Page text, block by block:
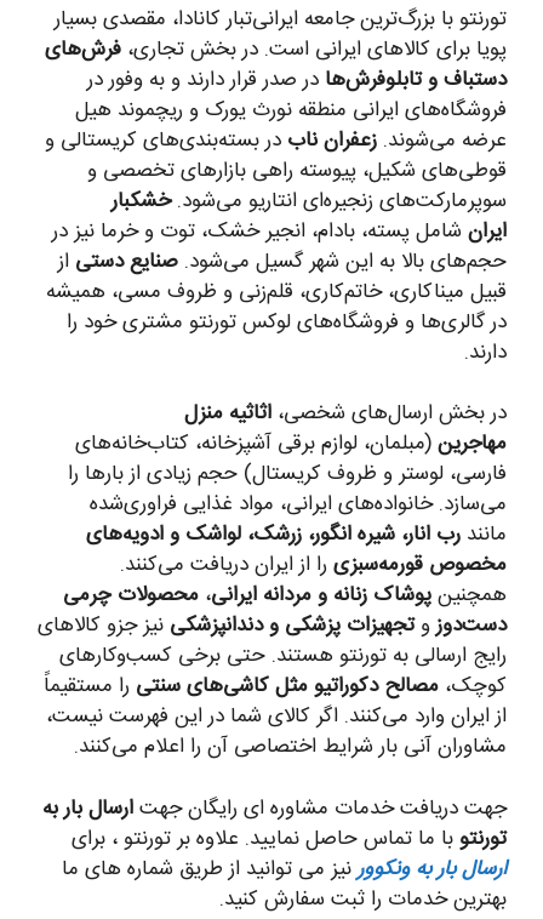
تورنتو با بزرگ‌ترین جامعه ایرانی‌تبار کانادا، مقصدی بسیار
پویا برای کالاهای ایرانی است. در بخش تجاری، فرش‌های
دستباف و تابلوفرش‌ها در صدر قرار دارند و به وفور در
فروشگاه‌های ایرانی منطقه نورث یورک و ریچموند هیل
عرضه می‌شوند. زعفران ناب در بسته‌بندی‌های کریستالی و
قوطی‌های شکیل، پیوسته راهی بازارهای تخصصی و
سوپرمارکت‌های زنجیره‌ای انتاریو می‌شود.خشکبار
ایران شامل پسته، بادام، انجیر خشک، توت و خرما نیز در
حجم‌های بالا به این شهر گسیل می‌شود. صنایع دستی از
قبیل میناکاری، خاتم‌کاری، قلم‌زنی و ظروف مسی، همیشه
در گالری‌ها و فروشگاه‌های لوکس تورنتو مشتری خود را
دارند.
در بخش ارسال‌های شخصی، اثاثیه منزل
مهاجرین(مبلمان، لوازم برقی آشپزخانه، کتاب‌خانه‌های
فارسی، لوستر و ظروف کریستال) حجم زیادی از بارها را
می‌سازد. خانواده‌های ایرانی، مواد غذایی فراوری‌شده
مانند رب انار، شیره انگور، زرشک، لواشک و ادویه‌های
مخصوص قورمه‌سبزی را از ایران دریافت می‌کنند.
همچنینپوشاک زنانه و مردانه ایرانی، محصولات چرمی
دست‌دوزوتجهیزات پزشکی و دندانپزشکی نیز جزو کالاهای
رایج ارسالی به تورنتو هستند. حتی برخی کسب‌وکارهای
کوچک، مصالح دکوراتیو مثل کاشی‌های سنتی را مستقیماً
از ایران وارد می‌کنند. اگر کالای شما در این فهرست نیست،
مشاوران آنی بار شرایط اختصاصی آن را اعلام می‌کنند.
جهت دریافت خدمات مشاوره ای رایگان جهتارسال بار به
تورنتو با ما تماس حاصل نمایید. علاوه بر تورنتو ، برای
ارسال بار به ونکوورنیز می توانید از طریق شماره های ما
بهترین خدمات را ثبت سفارش کنید.